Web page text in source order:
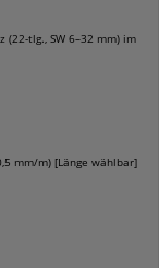
(22-tlg., SW 6–32 mm) im
mm/m) [Länge wählbar]